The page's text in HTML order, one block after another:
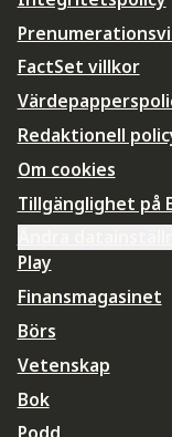
FactSet villkor
Redaktionell
Om cookies
Tillgänglighet på
Play
Finansmagasinet
Börs
Vetenskap
Bok